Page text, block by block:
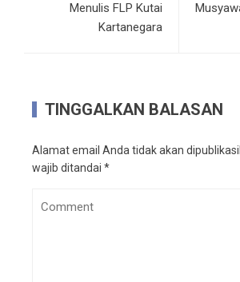
Menulis FLP Kutai
Kartanegara
TINGGALKAN BALASAN
Alamat email Anda tidak akan
wajib ditandai *